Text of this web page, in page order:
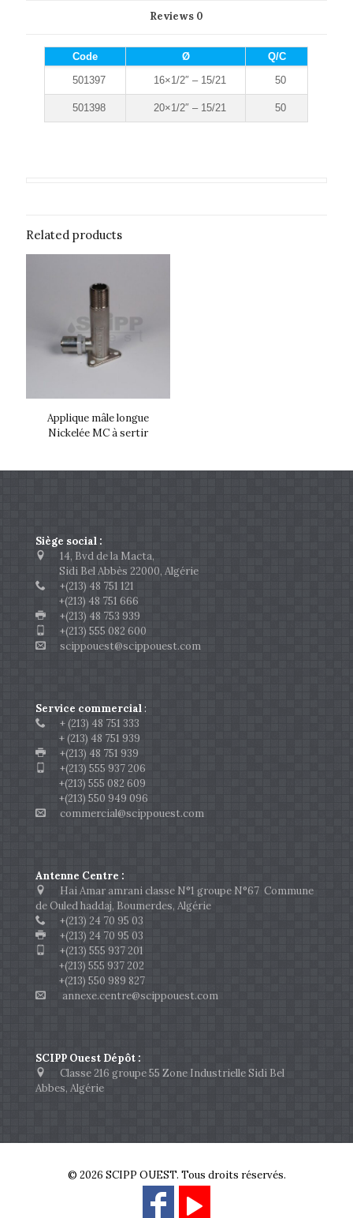
Reviews 0
Code Ø
Q/C
501397
16×1/2″ – 15/21 50
501398 20×1/2″ – 15/21 50
Related products
Applique mâle longue
Nickelée MC à sertir
Siège social :
14, Bvd de la Macta,
Sidi Bel Abbès 22000, Algérie
+(213) 48 751 121
+(213) 48 751 666
+(213) 48 753 939
+(213) 555 082 600
scippouest@scippouest.com
Service commercial:
+ (213) 48 751 333
+ (213) 48 751 939
+(213) 48 751 939
+(213) 555 937 206
+(213) 555 082 609
+(213) 550 949 096
commercial@scippouest.com
Antenne Centre :
Hai Amar amrani classe N°1 groupe N°67 Commune
de Ouled haddaj, Boumerdes, Algérie
+(213) 24 70 95 03
+(213) 24 70 95 03
+(213) 555 937 201
+(213) 555 937 202
+(213) 550 989 827
annexe.centre@scippouest.com
SCIPP Ouest Dépôt :
Classe 216 groupe 55 Zone Industrielle Sidi Bel
Abbes, Algérie
© 2026 SCIPP OUEST. Tous droits réservés.